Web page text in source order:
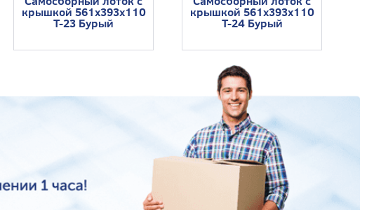
крышкой 561x393x110
Т-23 Бурый
крышкой 561x393x110
Т-24 Бурый